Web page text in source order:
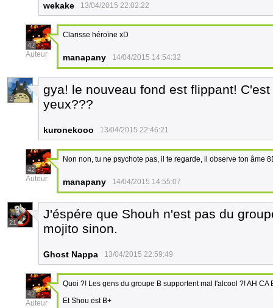
wekake 13/04/2015 22:02:22
42
Auteur
Clarisse héroïne xD
manapany 14/04/2015 14:54:32
2
gya! le nouveau fond est flippant!
yeux???
kuronekooo 13/04/2015 22:46:21
42
Auteur
Non non, tu ne psychote pas, il te regarde, il observe ton âme
manapany 14/04/2015 14:55:07
21
J'éspére que Shouh n'est pas du
mojito sinon.
Ghost Nappa 13/04/2015 22:59:49
42
Auteur
Quoi ?! Les gens du groupe B supportent mal l'alcool ?! AH CA
Et Shou est B+